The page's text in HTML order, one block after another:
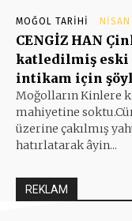
MOĞOL TARIHI
CENGİZ HAN
katledilmiş eski
intikam için
Moğolların Kinlere
mahiyetine
üzerine çakılmış
hatırlatarak âyin...
REKLAM